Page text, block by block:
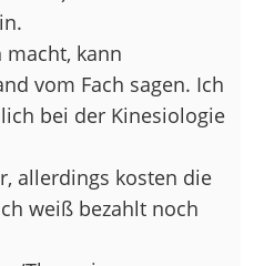
macht, kann
vom Fach sagen. Ich
bei der Kinesiologie
allerdings kosten die
weiß bezahlt noch